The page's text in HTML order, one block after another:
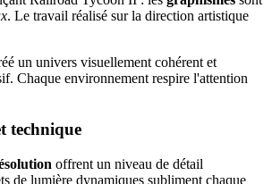
. Le travail réalisé sur la direction artistique
un univers visuellement cohérent et
Chaque environnement respire l'attention
technique
offrent un niveau de détail
de lumière dynamiques subliment chaque